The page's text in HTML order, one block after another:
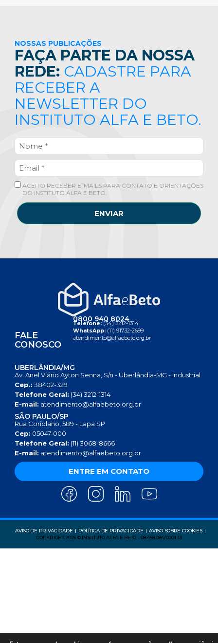
NOSSAS PUBLICAÇÕES
FAÇA PARTE DA NOSSA
REDE: CADASTRE PARA
RECEBER A
NEWSLETTER DO
INSTITUTO ALFA E BETO.
ACEITO RECEBER E-MAILS PARA CONTATO E ORIENTAÇÕES
DO INSTITUTO ALFA E BETO.
ENVIAR
FALE
CONOSCO
0800 940 8024
Telefone:(34) 3212-1314
WhatsApp: (11) 91732-2699
atendimento@alfaebeto.org.br
UBERLÂNDIA/MG
Av. Anel Viário Ayton Senna, S/n - Uberlândia-MG - Industrial
Cep.: 38402-329
Telefone Geral: (34) 3212-1314
E-mail: atendimento@alfaebeto.org.br
SÃO PAULO/SP
Rua Coriolano, 589 - Lapa SP
Cep: 05047-000
Telefone Geral: (11) 3068-8666
E-mail: atendimento@alfaebeto.org.br
ENTRE EM CONTATO
AVISO DE PRIVACIDADE POLÍTICA DE PRIVACIDADE
AVISO SOBRE COOKIES
COPYRIGHT 2025 © INSTITUTO ALFA E BETO - 08.458.084/0001-13